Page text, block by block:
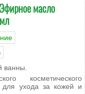
масло
ванны.
косметического
ухода за кожей и